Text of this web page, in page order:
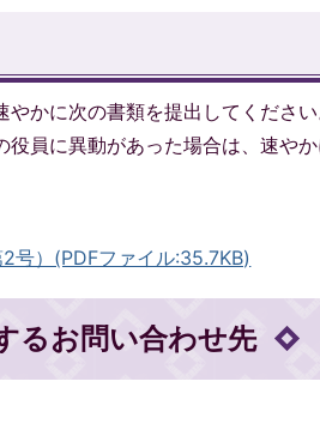
かに次の書類を提出してください
員に異動があった場合は、速や
号）(PDFファイル:35.7KB)
るお問い合わせ先